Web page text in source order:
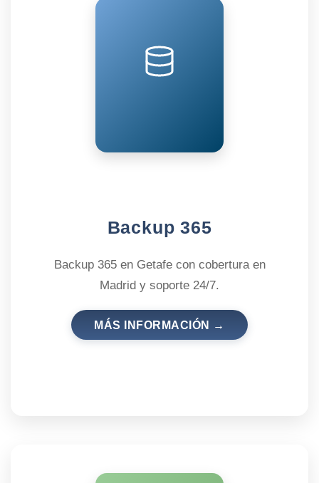
Backup 365
Backup 365 en Getafe con cobertura en
Madrid y soporte 24/7.
MÁS INFORMACIÓN →